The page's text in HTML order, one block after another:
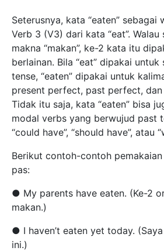
Seterusnya, kata “eaten” sebagai
Verb 3 (V3) dari kata “eat”. Walau
makna “makan”, ke-2 kata itu
berlainan. Bila “eat” dipakai untuk
tense, “eaten” dipakai untuk
present perfect, past perfect,
Tidak itu saja, kata “eaten” bisa
modal verbs yang berwujud past
“could have”, “should have”, atau
Berikut contoh-contoh pemakaian
pas:
● My parents have eaten. (Ke-2
makan.)
● I haven’t eaten yet today.
ini.)